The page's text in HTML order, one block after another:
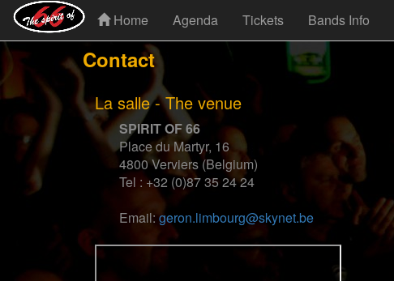
Home Agenda Tickets Bands Info
Contact
La salle - The venue
SPIRIT OF 66
Place du Martyr, 16
4800 Verviers (Belgium)
Tel : +32 (0)87 35 24 24
Email:geron.limbourg@skynet.be